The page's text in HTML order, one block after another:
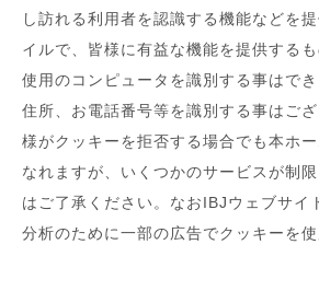
し訪れる利用者を認識する機能などを
イルで、皆様に有益な機能を提供する
使用のコンピュータを識別する事はで
住所、お電話番号等を識別する事はご
様がクッキーを拒否する場合でも本ホ
なれますが、いくつかのサービスが制
はご了承ください。なおIBJウェブサイ
分析のために一部の広告でクッキーを使